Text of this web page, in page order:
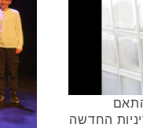
החדשה